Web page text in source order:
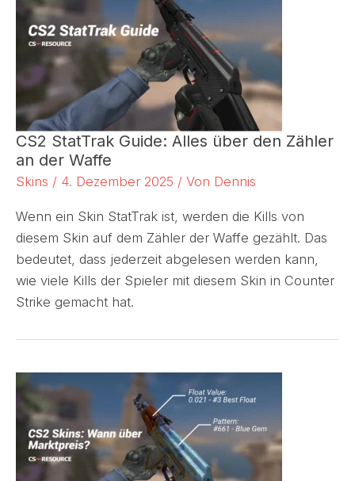
CS2 StatTrak Guide: Alles über den Zähler
an der Waffe
Skins / 4. Dezember 2025 / Von Dennis
Wenn ein Skin StatTrak ist, werden die Kills von
diesem Skin auf dem Zähler der Waffe gezählt. Das
bedeutet, dass jederzeit abgelesen werden kann,
wie viele Kills der Spieler mit diesem Skin in Counter
Strike gemacht hat.